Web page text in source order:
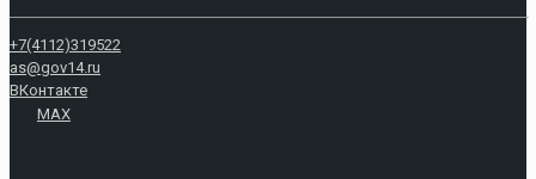
+7(4112)319522
as@gov14.ru
ВКонтакте
MAX